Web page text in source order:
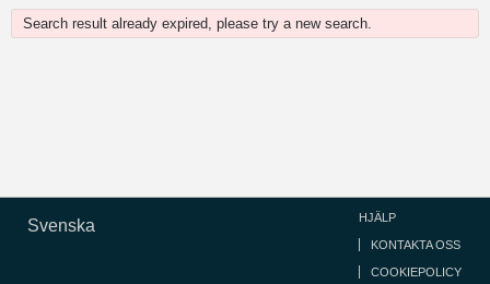
Search result already expired, please try a new search.
Svenska HJÄLP
KONTAKTA OSS
COOKIEPOLICY